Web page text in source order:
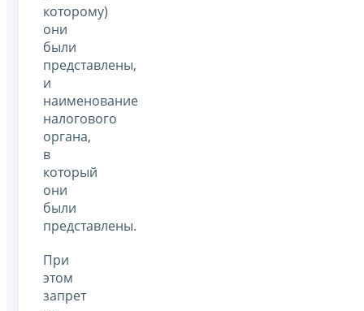
которому)
они
были
представлены,
и
наименование
налогового
органа,
в
который
они
были
представлены.
При
этом
запрет